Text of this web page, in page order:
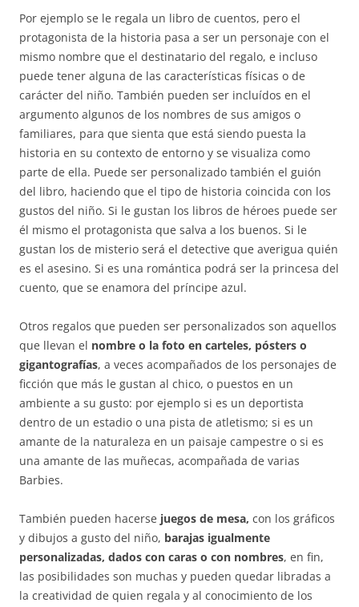
Por ejemplo se le regala un libro de cuentos, pero el
protagonista de la historia pasa a ser un personaje con el
mismo nombre que el destinatario del regalo, e incluso
puede tener alguna de las características físicas o de
carácter del niño. También pueden ser incluídos en el
argumento algunos de los nombres de sus amigos o
familiares, para que sienta que está siendo puesta la
historia en su contexto de entorno y se visualiza como
parte de ella. Puede ser personalizado también el guión
del libro, haciendo que el tipo de historia coincida con los
gustos del niño. Si le gustan los libros de héroes puede ser
él mismo el protagonista que salva a los buenos. Si le
gustan los de misterio será el detective que averigua quién
es el asesino. Si es una romántica podrá ser la princesa del
cuento, que se enamora del príncipe azul.
Otros regalos que pueden ser personalizados son aquellos
que llevan el nombre o la foto en carteles, pósters o
gigantografías, a veces acompañados de los personajes de
ficción que más le gustan al chico, o puestos en un
ambiente a su gusto: por ejemplo si es un deportista
dentro de un estadio o una pista de atletismo; si es un
amante de la naturaleza en un paisaje campestre o si es
una amante de las muñecas, acompañada de varias
Barbies.
También pueden hacerse juegos de mesa, con los gráficos
y dibujos a gusto del niño, barajas igualmente
personalizadas, dados con caras o con nombres, en fin,
las posibilidades son muchas y pueden quedar libradas a
la creatividad de quien regala y al conocimiento de los